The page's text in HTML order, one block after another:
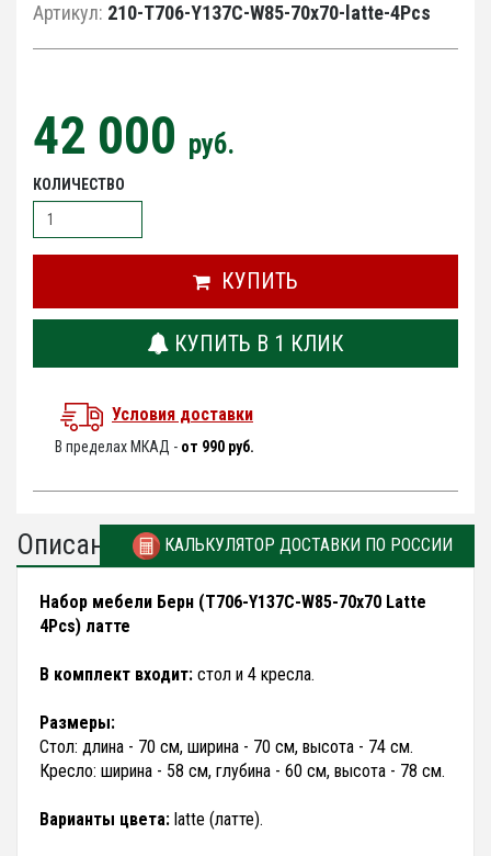
Артикул: 210-T706-Y137C-W85-70x70-latte-4Pcs
42 000 руб.
КОЛИЧЕСТВО
КУПИТЬ
КУПИТЬ В 1 КЛИК
Условия доставки
В пределах МКАД - от 990 руб.
Описание КАЛЬКУЛЯТОР ДОСТАВКИ ПО РОССИИ
Набор мебели Берн (T706-Y137C-W85-70x70 Latte
4Pcs) латте
В комплект входит: стол и 4 кресла.
Размеры:
Стол: длина - 70 см, ширина - 70 см, высота - 74 см.
Кресло: ширина - 58 см, глубина - 60 см, высота - 78 см.
Варианты цвета: latte (латте).